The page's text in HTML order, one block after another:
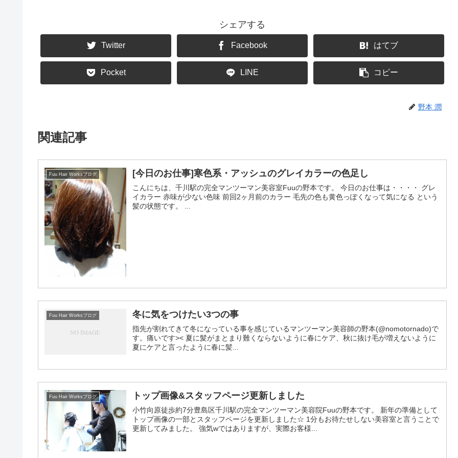
シェアする
Twitter Facebook はてブ
Pocket LINE コピー
野本 潤
関連記事
Fuu Hair Worksブログ [今日のお仕事]寒色系・アッシュのグレイカラーの色足し
こんにちは、千川駅の完全マンツーマン美容室Fuuの野本です。 今日のお仕事は・・・・ グレ
イカラー 赤味が少ない色味 前回2ヶ月前のカラー 毛先の色も黄色っぽくなって気になる という
髪の状態です。 ...
Fuu Hair Worksブログ 冬に気をつけたい3つの事
指先が割れてきて冬になっている事を感じているマンツーマン美容師の野本(@nomotornado)で
す。痛いです>< 夏に髪がまとまり難くならないように春にケア、秋に抜け毛が増えないように
夏にケアと言ったように春に髪...
Fuu Hair Worksブログ トップ画像&スタッフページ更新しました
小竹向原徒歩約7分豊島区千川駅の完全マンツーマン美容院Fuuの野本です。 新年の準備として
トップ画像の一部とスタッフページを更新しました☆ 1分もお待たせしない美容室と言うことで
更新してみました。 強気wではありますが、実際お客様...